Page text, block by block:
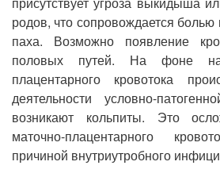
родов, что сопровождается болью
паха. Возможно появление
половых путей. На фоне
плацентарного кровотока
деятельности условно-
возникают кольпиты. Это
маточно-плацентарного
причиной внутриутробного